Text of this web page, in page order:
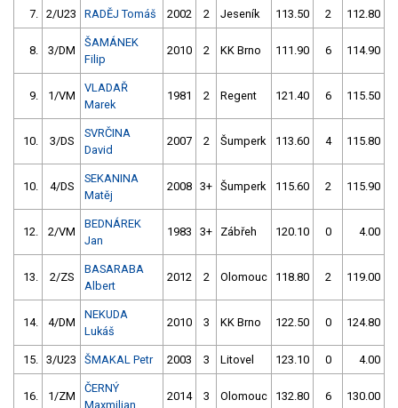
7. 2/U23 RADĚJ Tomáš 2002 2 Jeseník 113.50 2 112.80
8. 3/DM
ŠAMÁNEK
Filip
2010 2 KK Brno 111.90 6 114.90
9. 1/VM
VLADAŘ
Marek
1981 2 Regent 121.40 6 115.50
10. 3/DS
SVRČINA
David
2007 2 Šumperk 113.60 4 115.80
10. 4/DS
SEKANINA
Matěj
2008 3+ Šumperk 115.60 2 115.90
12. 2/VM
BEDNÁREK
Jan
1983 3+ Zábřeh 120.10 0 4.00
13. 2/ZS
BASARABA
Albert
2012 2 Olomouc 118.80 2 119.00
14. 4/DM
NEKUDA
Lukáš
2010 3 KK Brno 122.50 0 124.80
15. 3/U23 ŠMAKAL Petr 2003 3 Litovel 123.10 0 4.00
16. 1/ZM
ČERNÝ
Maxmilian
2014 3 Olomouc 132.80 6 130.00